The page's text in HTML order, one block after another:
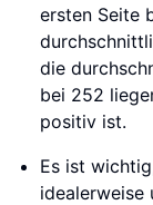
ersten Seite
die
bei 252
positiv ist.
Es ist
idealerweise